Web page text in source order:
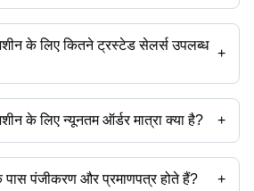
प्राइस रेंज है -
मुद्रा प्रोडक्ट का
टोमैटो
के लिए कितने ट्रस्टेड सेलर्स उपलब्ध
+
सेलर्स हैं:
वर्क्स
प्राइवेट लिमिटेड
के लिए न्यूनतम ऑर्डर मात्रा क्या है? +
उल्लेखित होती है और कंपनी से कंपनी भिन्न हो सकती
पास पंजीकरण और प्रमाणपत्र होते हैं? +